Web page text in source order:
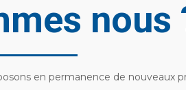
nous
en permanence de nouveaux